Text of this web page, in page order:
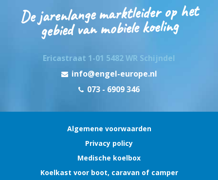
De jarenlange marktleider op het
gebied van mobiele koeling
Ericastraat 1-01 5482 WR Schijndel
info@engel-europe.nl
073 - 6909 346
Algemene voorwaarden
Privacy policy
Medische koelbox
Koelkast voor boot, caravan of camper